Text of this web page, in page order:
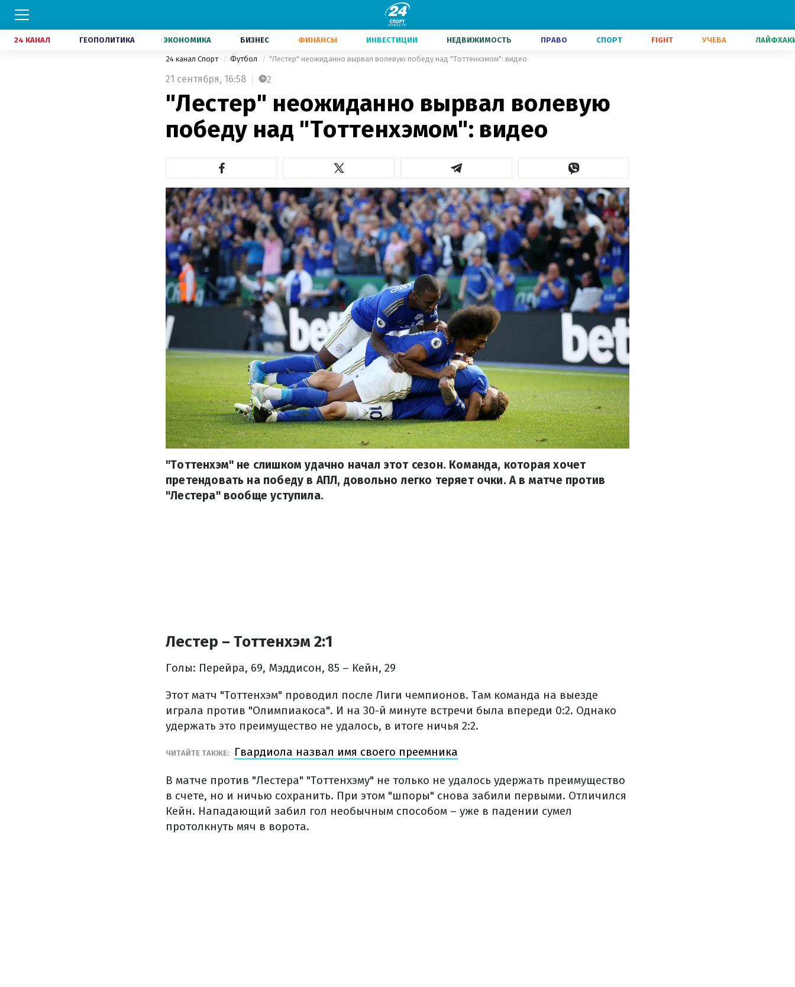
24 КАНАЛ ГЕОПОЛИТИКА ЭКОНОМИКА БИЗНЕС ФИНАНСЫ ИНВЕСТИЦИИ НЕДВИЖИМОСТЬ ПРАВО СПОРТ FIGHT УЧЕБА
24 канал Спорт Футбол "Лестер" неожиданно вырвал волевую победу над "Тоттенхэмом": видео
21 сентября, 16:58 2
"Лестер" неожиданно вырвал волевую
победу над "Тоттенхэмом": видео
"Тоттенхэм" не слишком удачно начал этот сезон. Команда, которая хочет
претендовать на победу в АПЛ, довольно легко теряет очки. А в матче против
"Лестера" вообще уступила.
Лестер – Тоттенхэм 2:1
Голы: Перейра, 69, Мэддисон, 85 – Кейн, 29
Этот матч "Тоттенхэм" проводил после Лиги чемпионов. Там команда на выезде
играла против "Олимпиакоса". И на 30-й минуте встречи была впереди 0:2. Однако
удержать это преимущество не удалось, в итоге ничья 2:2.
ЧИТАЙТЕ ТАКЖЕ: Гвардиола назвал имя своего преемника
В матче против "Лестера" "Тоттенхэму" не только не удалось удержать преимущество
в счете, но и ничью сохранить. При этом "шпоры" снова забили первыми. Отличился
Кейн. Нападающий забил гол необычным способом – уже в падении сумел
протолкнуть мяч в ворота.